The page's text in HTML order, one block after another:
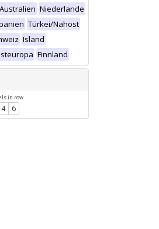
Australien Niederlande
Türkei/Nahost
Island
Finnland
in row
4 6